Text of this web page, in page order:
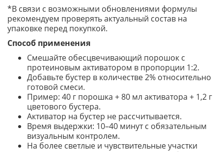
*В связи с возможными обновлениями формулы
рекомендуем проверять актуальный состав на
упаковке перед покупкой.
Способ применения
Смешайте обесцвечивающий порошок с
протеиновым активатором в пропорции 1:2.
Добавьте бустер в количестве 2% относительно
готовой смеси.
Пример: 40 г порошка + 80 мл активатора + 1,2 г
цветового бустера.
Активатор на бустер не рассчитывается.
Время выдержки: 10–40 минут с обязательным
визуальным контролем.
На более светлые и чувствительные участки